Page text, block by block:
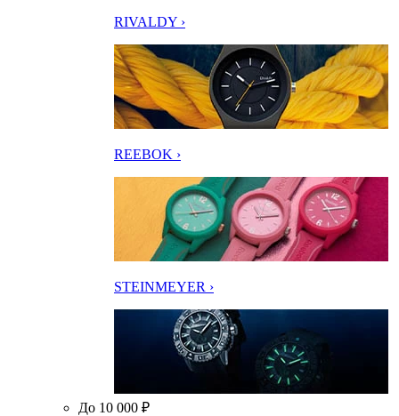
RIVALDY ›
REEBOK ›
STEINMEYER ›
До 10 000 ₽